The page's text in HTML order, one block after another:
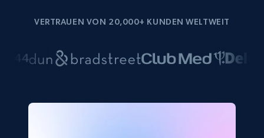
VERTRAUEN VON 20,000+ KUNDEN WELTWEIT